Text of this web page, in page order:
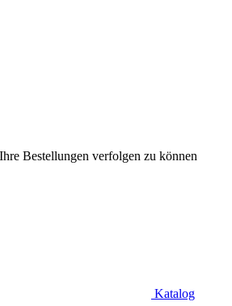
Bestellungen verfolgen zu können
Katalog